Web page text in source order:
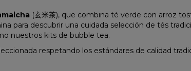
(玄米茶), que combina té verde con arroz
para descubrir una cuidada selección de tés
nuestros kits de bubble tea.
respetando los estándares de calidad